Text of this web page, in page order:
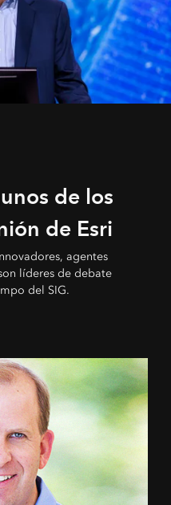
de los
de Esri
agentes
líderes de debate
del SIG.